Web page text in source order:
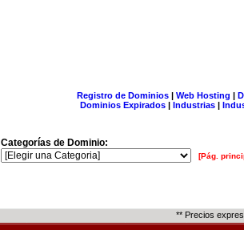
Registro de Dominios| Web Hosting |
Dominios Expirados | Industrias |
Categorías de Dominio:
[Pág.
** Precios